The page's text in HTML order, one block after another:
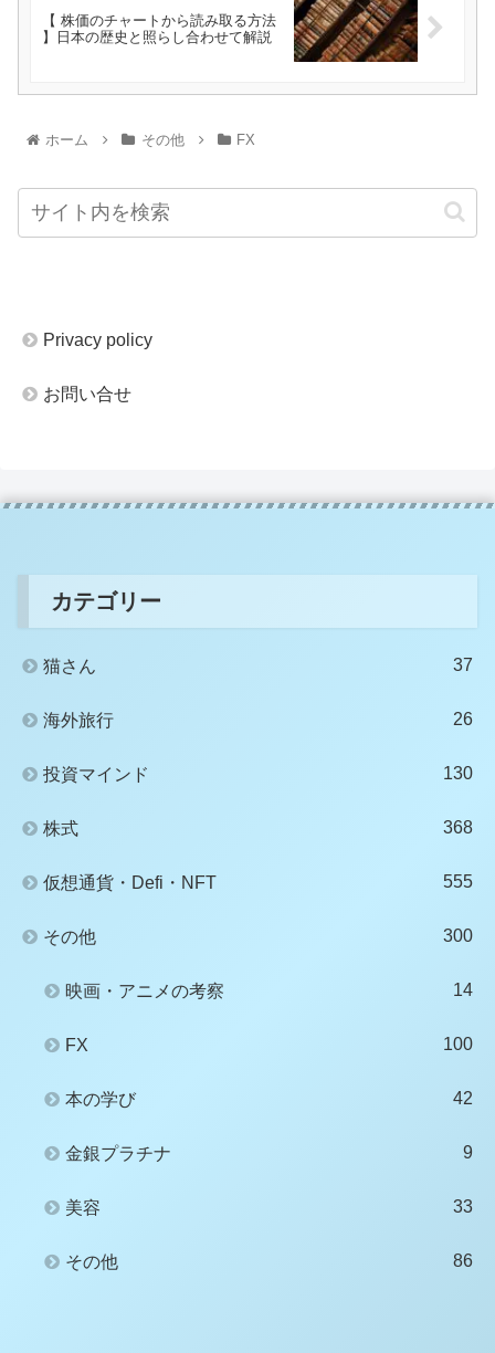
【 株価のチャートから読み取る方法
】日本の歴史と照らし合わせて解説
ホーム その他 FX
Privacy policy
お問い合せ
カテゴリー
猫さん 37
海外旅行 26
投資マインド 130
株式 368
仮想通貨・Defi・NFT 555
その他 300
映画・アニメの考察 14
FX 100
本の学び 42
金銀プラチナ 9
美容 33
その他 86